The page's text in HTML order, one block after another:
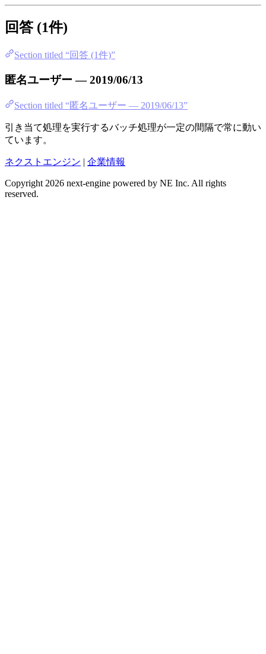
回答 (1件)
Section titled “回答 (1件)”
匿名ユーザー — 2019/06/13
Section titled “匿名ユーザー — 2019/06/13”
引き当て処理を実行するバッチ処理が一定の間隔で常に動い
ています。
ネクストエンジン | 企業情報
Copyright 2026 next-engine powered by NE Inc. All rights
reserved.